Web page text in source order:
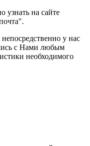
узнать на сайте
у нас
с Нами любым
необходимого